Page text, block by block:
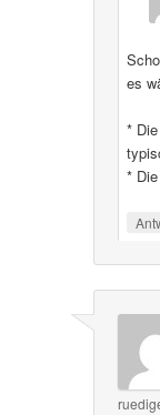
es
*
*